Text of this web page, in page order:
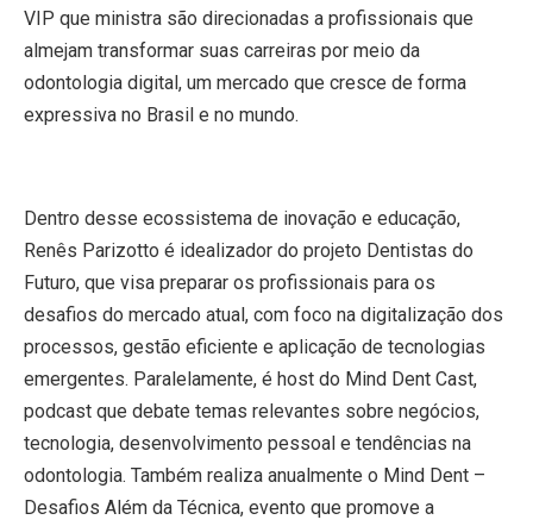
VIP que ministra são direcionadas a profissionais que
almejam transformar suas carreiras por meio da
odontologia digital, um mercado que cresce de forma
expressiva no Brasil e no mundo.
Dentro desse ecossistema de inovação e educação,
Renês Parizotto é idealizador do projeto Dentistas do
Futuro, que visa preparar os profissionais para os
desafios do mercado atual, com foco na digitalização dos
processos, gestão eficiente e aplicação de tecnologias
emergentes. Paralelamente, é host do Mind Dent Cast,
podcast que debate temas relevantes sobre negócios,
tecnologia, desenvolvimento pessoal e tendências na
odontologia. Também realiza anualmente o Mind Dent –
Desafios Além da Técnica, evento que promove a